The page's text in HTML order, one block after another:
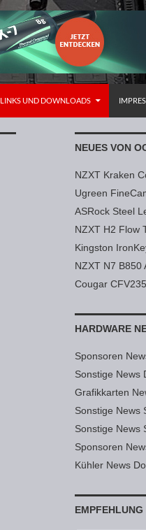
LINKS UND DOWNLOADS
NEUES VON
NZXT Kraken
Ugreen
ASRock Steel
NZXT H2 Flow
Kingston
NZXT N7 B850
Cougar
HARDWARE
Sponsoren
Sonstige News
Grafikkarten
Sonstige News
Sonstige News
Sponsoren
Kühler News
EMPFEHLUNG